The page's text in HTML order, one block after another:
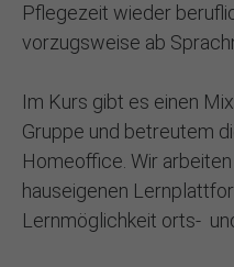
Pflegezeit wieder
vorzugsweise ab
Im Kurs gibt es einen
Gruppe und betreutem
Homeoffice. Wir
hauseigenen
Lernmöglichkeit orts-